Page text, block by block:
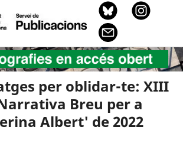
per oblidar-te: XIII
Breu per a
Albert' de 2022